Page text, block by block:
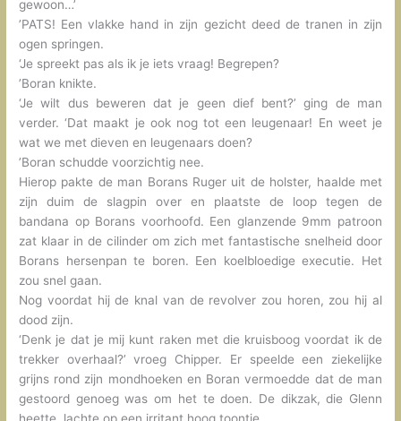
gewoon…’
’PATS! Een vlakke hand in zijn gezicht deed de tranen in zijn
ogen springen.
‘Je spreekt pas als ik je iets vraag! Begrepen?
’Boran knikte.
‘Je wilt dus beweren dat je geen dief bent?’ ging de man
verder. ‘Dat maakt je ook nog tot een leugenaar! En weet je
wat we met dieven en leugenaars doen?
’Boran schudde voorzichtig nee.
Hierop pakte de man Borans Ruger uit de holster, haalde met
zijn duim de slagpin over en plaatste de loop tegen de
bandana op Borans voorhoofd. Een glanzende 9mm patroon
zat klaar in de cilinder om zich met fantastische snelheid door
Borans hersenpan te boren. Een koelbloedige executie. Het
zou snel gaan.
Nog voordat hij de knal van de revolver zou horen, zou hij al
dood zijn.
‘Denk je dat je mij kunt raken met die kruisboog voordat ik de
trekker overhaal?’ vroeg Chipper. Er speelde een ziekelijke
grijns rond zijn mondhoeken en Boran vermoedde dat de man
gestoord genoeg was om het te doen. De dikzak, die Glenn